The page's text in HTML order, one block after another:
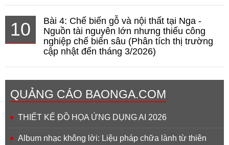
10
Bài 4: Chế biến gỗ và nội thất tại Nga -
Nguồn tài nguyên lớn nhưng thiếu công
nghiệp chế biến sâu (Phân tích thị trường
cập nhật đến tháng 3/2026)
QUẢNG CÁO BAONGA.COM
THIẾT KẾ ĐỒ HỌA ỨNG DỤNG AI 2026
Album nhạc không lời: Liệu pháp chữa lành từ thiên